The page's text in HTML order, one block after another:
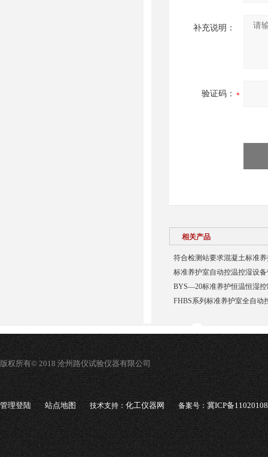
补充说明：
验证码：
相关产品
符合检测站要求混凝土标准
标准养护室自动控温控湿设
BYS—20标准养护恒温恒湿
FHBS系列标准养护室全自动
版权所有© 2018 沧州路仪试验仪器有限公司
管理登陆 站点地图 技术支持：化工仪器网 备案号：冀ICP备